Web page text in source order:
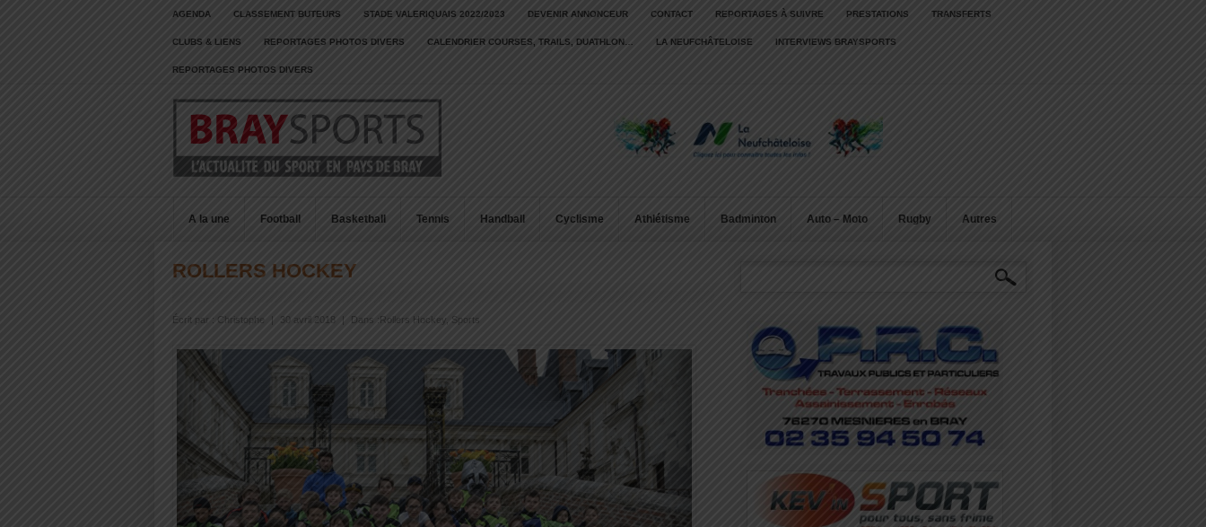
AGENDA CLASSEMENT BUTEURS STADE VALERIQUAIS 2022/2023 DEVENIR ANNONCEUR CONTACT REPORTAGES À SUIVRE PRESTATIONS TRANSFERTS
CLUBS & LIENS REPORTAGES PHOTOS DIVERS CALENDRIER COURSES, TRAILS, DUATHLON… LA NEUFCHÂTELOISE INTERVIEWS BRAYSPORTS
REPORTAGES PHOTOS DIVERS
A la une Football Basketball Tennis Handball Cyclisme Athlétisme Badminton Auto – Moto Rugby Autres
ROLLERS HOCKEY
Écrit par : Christophe 30 avril 2018 Dans : Rollers Hockey Sports